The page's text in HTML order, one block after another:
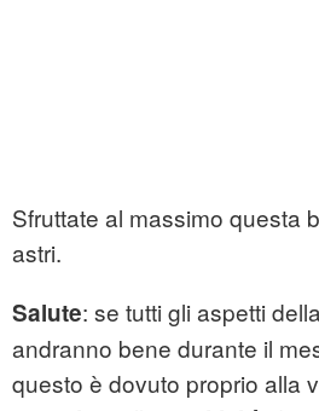
Sfruttate al massimo questa
astri.
Salute: se tutti gli aspetti
andranno bene durante il
questo è dovuto proprio alla